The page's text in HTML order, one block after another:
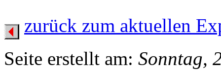
zurück zum aktuellen
Seite erstellt am: Sonntag,